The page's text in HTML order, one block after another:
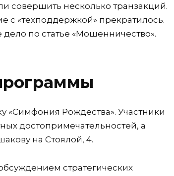
совершить несколько транзакций.
с «техподдержкой» прекратилось.
по статье «Мошенничество».
«Симфония Рождества». Участники
достопримечательностей, а
на Стоялой, 4.
стратегических